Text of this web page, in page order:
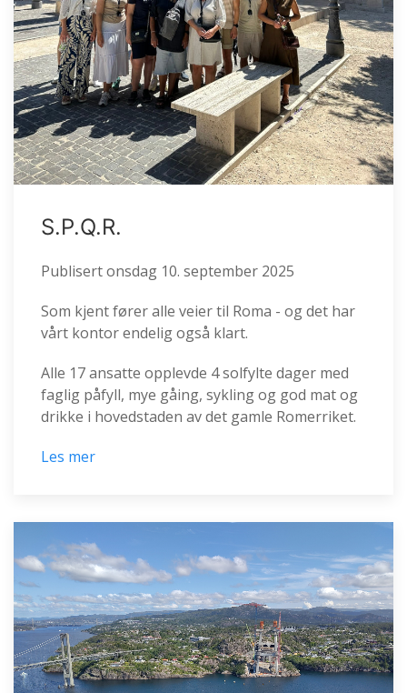
S.P.Q.R.
Publisertonsdag 10. september 2025
Som kjent fører alle veier til Roma - og det har
vårt kontor endelig også klart.
Alle 17 ansatte opplevde 4 solfylte dager med
faglig påfyll, mye gåing, sykling og god mat og
drikke i hovedstaden av det gamle Romerriket.
Les mer